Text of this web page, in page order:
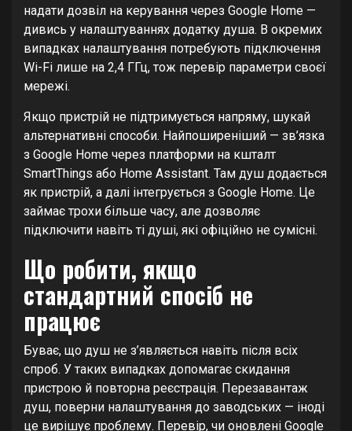
надати дозвіл на керування через Google Home —
дивись у налаштуваннях додатку душа. В окремих
випадках налаштування потребують підключення
Wi-Fi лише на 2,4 ГГц, тож перевір параметри своєї
мережі.
Якщо пристрій не підтримується напряму, шукай
альтернативні способи. Найпоширеніший — зв’язка
з Google Home через платформи на кшталт
SmartThings або Home Assistant. Там душ додається
як пристрій, а далі інтегрується з Google Home. Це
займає трохи більше часу, але дозволяє
підключити навіть ті душі, які офіційно не сумісні.
Що робити, якщо
стандартний спосіб не
працює
Буває, що душ не з’являється навіть після всіх
спроб. У таких випадках допомагає скидання
пристрою й повторна реєстрація. Перезавантаж
душ, поверни налаштування до заводських — іноді
це вирішує проблему. Перевір, чи оновлені Google